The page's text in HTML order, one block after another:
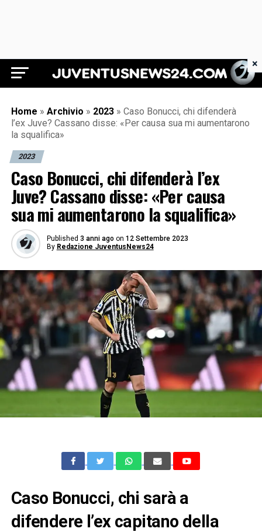
Juventus News 24
Home » Archivio » 2023 » Caso Bonucci, chi difenderà
l’ex Juve? Cassano disse: «Per causa sua mi aumentarono
la squalifica»
2023
Caso Bonucci, chi difenderà l’ex
Juve? Cassano disse: «Per causa
sua mi aumentarono la squalifica»
Published 3 anni ago on 12 Settembre 2023
By Redazione JuventusNews24
Caso Bonucci, chi sarà a
difendere l’ex capitano della
×